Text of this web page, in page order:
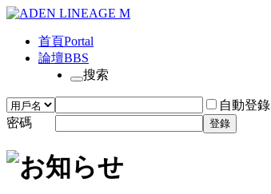
首頁Portal
論壇BBS
搜索
自動登錄
密碼
登錄